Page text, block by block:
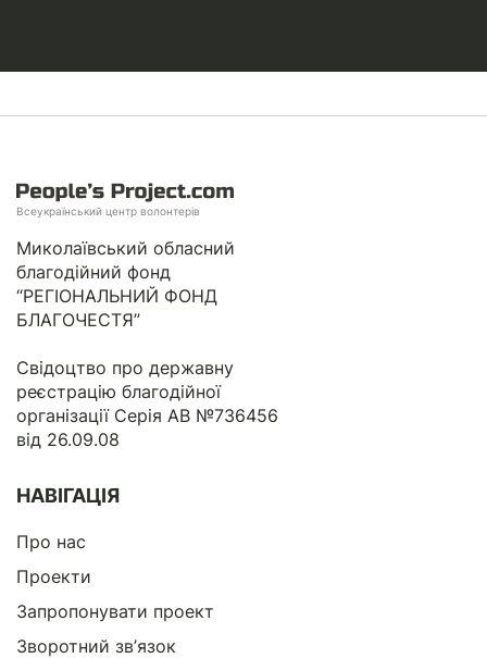
Всеукраїнський центр волонтерів
Миколаївський обласний
благодійний фонд
“РЕГІОНАЛЬНИЙ ФОНД
БЛАГОЧЕСТЯ”
Свідоцтво про державну
реєстрацію благодійної
організації Серія АВ №736456
від 26.09.08
НАВІГАЦІЯ
Про нас
Проекти
Запропонувати проект
Зворотний зв’язок